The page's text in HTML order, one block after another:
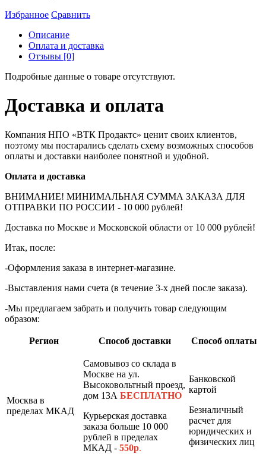
Избранное Сравнить
Описание
Оплата и доставка
Отзывы [0]
Подробные данные о товаре отсутствуют.
Доставка и оплата
Компания НПО «ВТК Продактс» ценит своих клиентов,
поэтому мы постарались сделать схему возможных способов
оплаты и доставки наиболее понятной и удобной.
Оплата и доставка
ВНИМАНИЕ! МИНИМАЛЬНАЯ СУММА ЗАКАЗА ДЛЯ
ОТПРАВКИ ПО РОССИИ - 10 000 рублей!
Доставка по Москве и Московской области от 10 000 рублей!
Итак, после:
-Оформления заказа в интернет-магазине.
-Выставления нами счета (в течение 3-х дней после заказа).
-Мы предлагаем забрать и получить товар следующим
образом:
Регион Способ доставки Способ оплаты
Москва в
пределах МКАД
Самовывоз со склада в
Москве на ул.
Высоковольтный проезд,
дом 13А БЕСПЛАТНО
Курьерская доставка
заказа больше 10 000
рублей в пределах
МКАД - 550р.
Банковской
картой
Безналичный
расчет для
юридических и
физических лиц